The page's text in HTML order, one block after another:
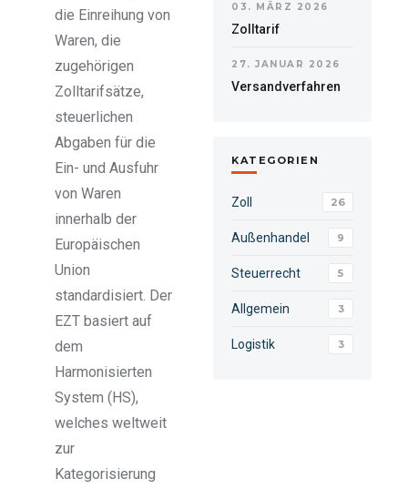
die Einreihung von
Waren, die
zugehörigen
Zolltarifsätze,
steuerlichen
Abgaben für die
Ein- und Ausfuhr
von Waren
innerhalb der
Europäischen
Union
standardisiert. Der
EZT basiert auf
dem
Harmonisierten
System (HS),
welches weltweit
zur
Kategorisierung
03. MÄRZ 2026
Zolltarif
27. JANUAR 2026
Versandverfahren
KATEGORIEN
Zoll 26
Außenhandel 9
Steuerrecht 5
Allgemein 3
Logistik 3